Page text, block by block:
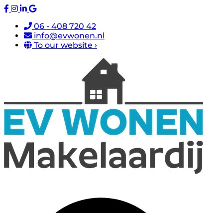
06 - 408 720 42
info@evwonen.nl
To our website ›